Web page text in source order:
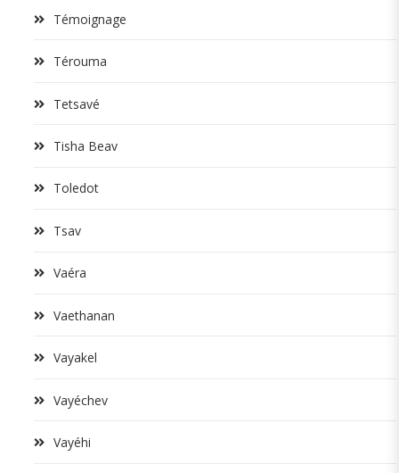
Témoignage
Térouma
Tetsavé
Tisha Beav
Toledot
Tsav
Vaéra
Vaethanan
Vayakel
Vayéchev
Vayéhi